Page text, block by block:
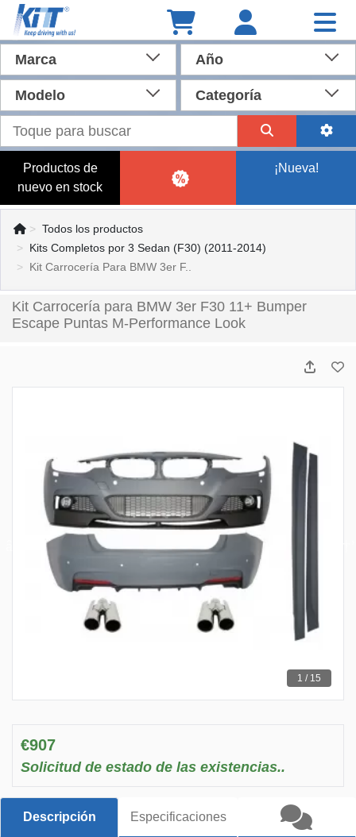
Marca Año
Modelo Categoría
Productos de
nuevo en stock
¡Nueva!
Todos los productos
Kits Completos por 3 Sedan (F30) (2011-2014)
Kit Carrocería Para BMW 3er F..
Kit Carrocería para BMW 3er F30 11+ Bumper
Escape Puntas M-Performance Look
1 / 15
€907
Solicitud de estado de las existencias..
Descripción Especificaciones